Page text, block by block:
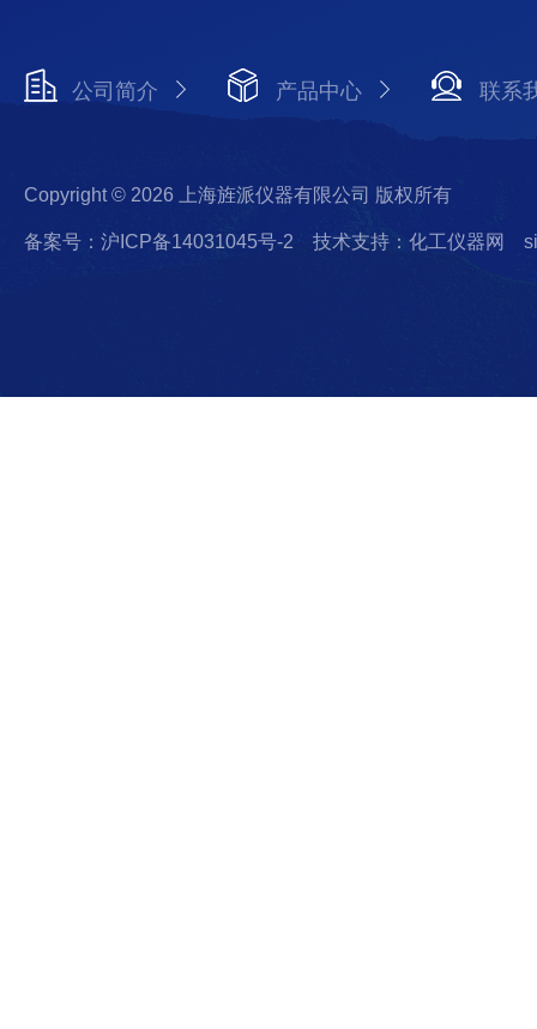
公司简介 产品中心 联系
Copyright © 2026 上海旌派仪器有限公司 版权所有
备案号：沪ICP备14031045号-2 技术支持：化工仪器网